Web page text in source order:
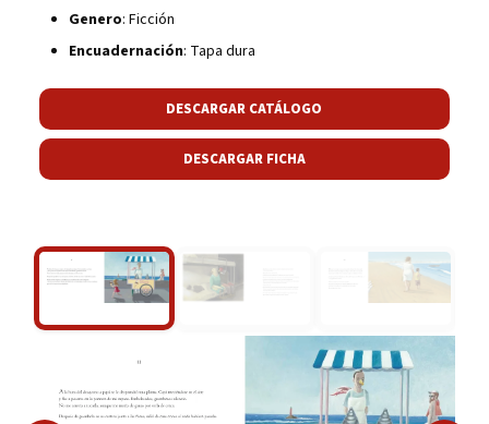
Genero: Ficción
Encuadernación: Tapa dura
DESCARGAR CATÁLOGO
DESCARGAR FICHA